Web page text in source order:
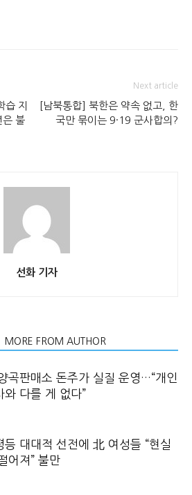
습 지
은 불
Next article
[남북통합] 북한은 약속 없고, 한
국만 묶이는 9·19 군사합의?
선화 기자
MORE FROM AUTHOR
곡판매소 돈주가 실질 운영…“개인
와 다를 게 없다”
등 대대적 선전에 北 여성들 “현실
어져” 불만